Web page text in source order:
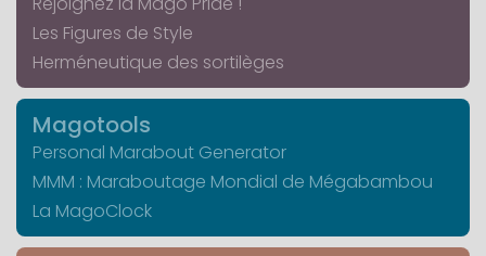
Les Figures de Style
Herméneutique des sortilèges
Magotools
Personal Marabout Generator
MMM : Maraboutage Mondial de Mégabambou
La MagoClock